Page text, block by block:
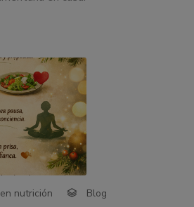
nutrición
Blog